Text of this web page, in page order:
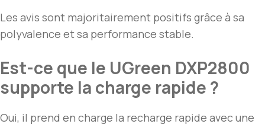
Les avis sont majoritairement positifs grâce à sa
polyvalence et sa performance stable.
Est-ce que le UGreen DXP2800
supporte la charge rapide ?
Oui, il prend en charge la recharge rapide avec une